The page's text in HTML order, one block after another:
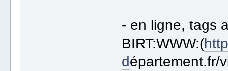
- en ligne, tags
BIRT:WWW:(
département.fr/